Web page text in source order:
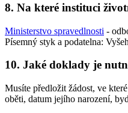
8. Na které instituci
Ministerstvo spravedlnosti -
Písemný styk a podatelna:
10. Jaké doklady je
Musíte předložit žádost, ve
oběti, datum jejího narození,